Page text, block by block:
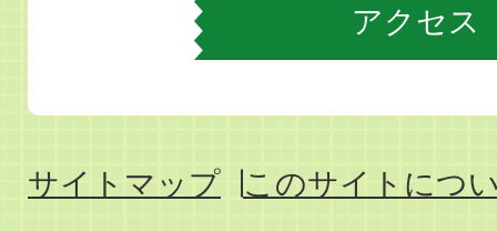
アクセス
サイトマップ
このサイトにつ